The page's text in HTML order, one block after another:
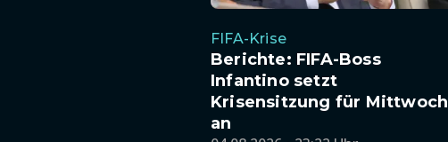
FIFA-Krise
Berichte: FIFA-Boss
Infantino setzt
Krisensitzung für Mittwoch
an